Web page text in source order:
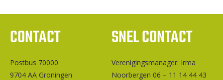
CONTACT
Postbus 70000
9704 AA Groningen
SNEL CONTACT
Ver­e­ni­gings­ma­na­ger: Irma
Noorbergen 06 – 11 14 44 43